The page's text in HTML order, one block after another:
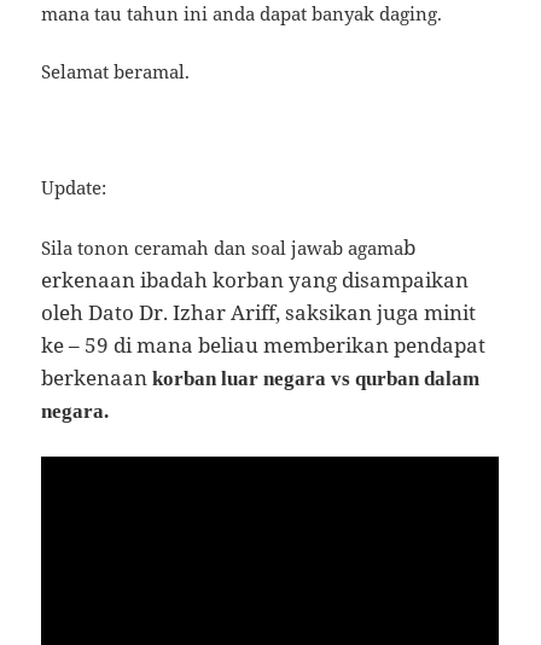
mana tau tahun ini anda dapat banyak daging.
Selamat beramal.
Update:
Sila tonon ceramah dan soal jawab agamab
erkenaan ibadah korban yang disampaikan
oleh Dato Dr. Izhar Ariff, saksikan juga minit
ke – 59 di mana beliau memberikan pendapat
berkenaankorban luar negara vs qurban dalam
negara.